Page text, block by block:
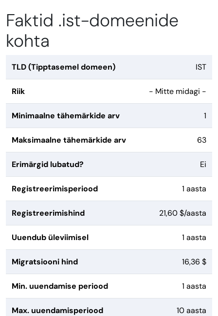
Faktid .ist-domeenide
kohta
TLD (Tipptasemel domeen) IST
Riik - Mitte midagi -
Minimaalne tähemärkide arv 1
Maksimaalne tähemärkide arv 63
Erimärgid lubatud? Ei
Registreerimisperiood 1 aasta
Registreerimishind 21,60 $/aasta
Uuendub üleviimisel 1 aasta
Migratsiooni hind 16,36 $
Min. uuendamise periood 1 aasta
Max. uuendamisperiood 10 aasta